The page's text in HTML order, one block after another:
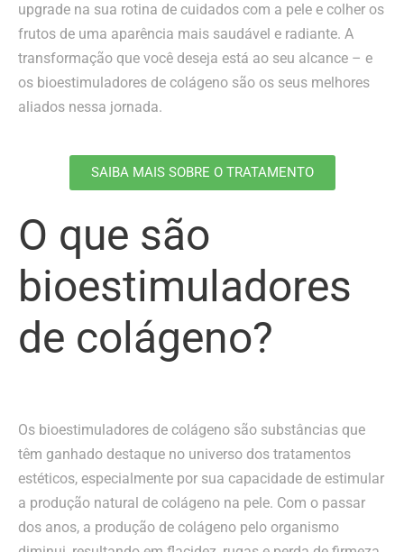
upgrade na sua rotina de cuidados com a pele e colher os
frutos de uma aparência mais saudável e radiante. A
transformação que você deseja está ao seu alcance – e
os bioestimuladores de colágeno são os seus melhores
aliados nessa jornada.
SAIBA MAIS SOBRE O TRATAMENTO
O que são
bioestimuladores
de colágeno?
Os bioestimuladores de colágeno são substâncias que
têm ganhado destaque no universo dos tratamentos
estéticos, especialmente por sua capacidade de estimular
a produção natural de colágeno na pele. Com o passar
dos anos, a produção de colágeno pelo organismo